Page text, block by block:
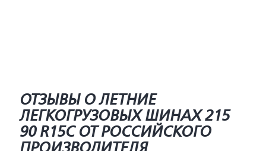
ОТЗЫВЫ О ЛЕТНИЕ
ЛЕГКОГРУЗОВЫХ ШИНАХ 215
90 R15C ОТ РОССИЙСКОГО